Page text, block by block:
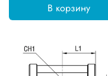
В корзину